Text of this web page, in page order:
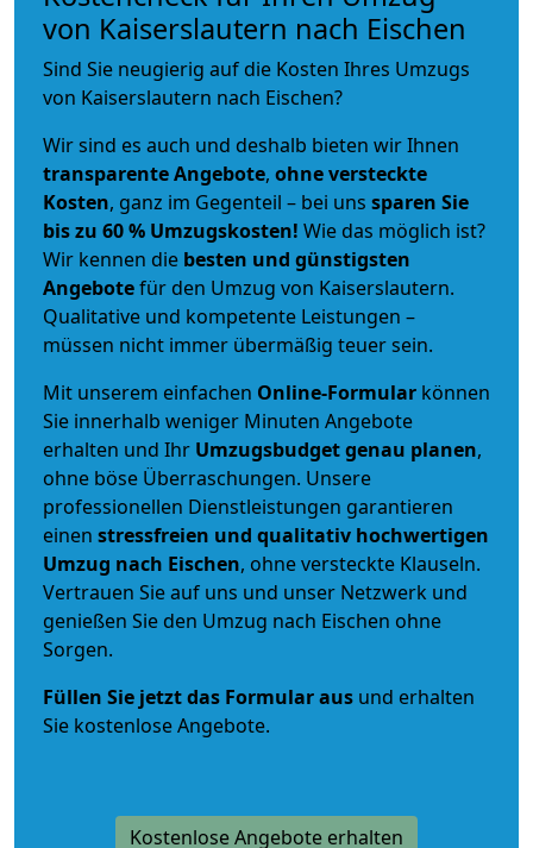
von Kaiserslautern nach Eischen
Sind Sie neugierig auf die Kosten Ihres Umzugs
von Kaiserslautern nach Eischen?
Wir sind es auch und deshalb bieten wir Ihnen
transparente Angebote, ohne versteckte
Kosten, ganz im Gegenteil – bei uns sparen Sie
bis zu 60 % Umzugskosten! Wie das möglich ist?
Wir kennen die besten und günstigsten
Angebotefür den Umzug von Kaiserslautern.
Qualitative und kompetente Leistungen –
müssen nicht immer übermäßig teuer sein.
Mit unserem einfachen Online-Formular können
Sie innerhalb weniger Minuten Angebote
erhalten und Ihr Umzugsbudgetgenau planen,
ohne böse Überraschungen. Unsere
professionellen Dienstleistungen garantieren
einen stressfreien und qualitativ hochwertigen
Umzug nach Eischen, ohne versteckte Klauseln.
Vertrauen Sie auf uns und unser Netzwerk und
genießen Sie den Umzug nach Eischen ohne
Sorgen.
Füllen Sie jetzt das Formular aus und erhalten
Sie kostenlose Angebote.
Kostenlose Angebote erhalten